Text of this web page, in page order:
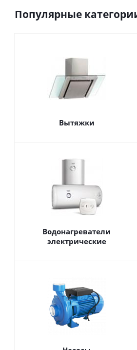
Популярные
Вытяжки
Водонагреватели
электрические